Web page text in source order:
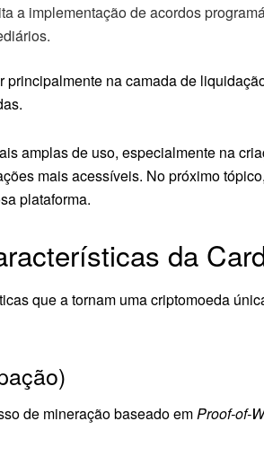
a implementação de acordos
na camada de
amplas de uso, especialmente na
mais acessíveis. No próximo
plataforma.
da
que a tornam uma criptomoeda
de mineração baseado emProof-of-